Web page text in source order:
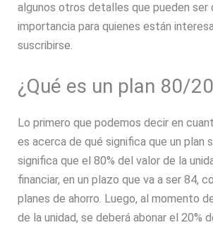
algunos otros detalles que pueden ser
importancia para quienes están
suscribirse.
¿Qué es un plan 80/
Lo primero que podemos decir en
es acerca de qué significa que un plan
significa que el 80% del valor de la
financiar, en un plazo que va a ser 84,
planes de ahorro. Luego, al momento
de la unidad, se deberá abonar el 20%